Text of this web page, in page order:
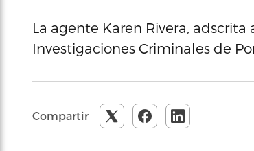
La agente Karen Rivera,
Investigaciones Criminales de
Compartir